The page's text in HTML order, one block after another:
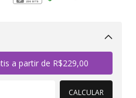
a partir de R$229,00
CALCULAR